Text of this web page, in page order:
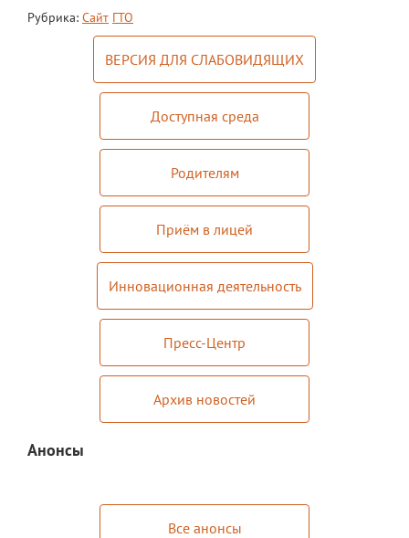
Руководство
Педагогический состав
Материально-техническое обеспечение
процесса. Доступная среда
Финансово-хозяйственная деятельность
Вакантные места для приема (перевода)
Стипендия и меры поддержки
Международное сотрудничество
Организация питания в лицее
Визитная карточка
Контакты и местонахождение
Рубрика: Сайт ГТО
ВЕРСИЯ ДЛЯ СЛАБОВИДЯЩИХ
Доступная среда
Родителям
Приём в лицей
Инновационная деятельность
Пресс-Центр
Архив новостей
Анонсы
Все анонсы